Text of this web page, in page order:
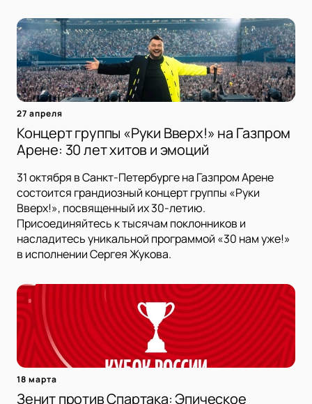
27 апреля
Концерт группы «Руки Вверх!» на Газпром
Арене: 30 лет хитов и эмоций
31 октября в Санкт-Петербурге на Газпром Арене
состоится грандиозный концерт группы «Руки
Вверх!», посвященный их 30-летию.
Присоединяйтесь к тысячам поклонников и
насладитесь уникальной программой «30 нам уже!»
в исполнении Сергея Жукова.
18 марта
Зенит против Спартака: Эпическое